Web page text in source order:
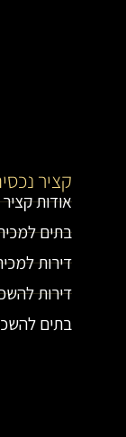
קציר
אודות
בתים
דירות
דירות
בתים